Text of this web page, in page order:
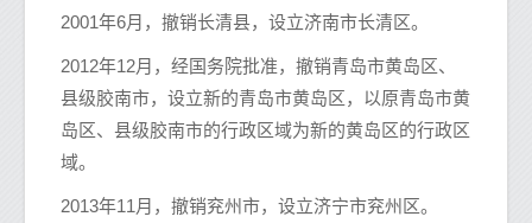
2001年6月，撤销长清县，设立济南市长清区。
2012年12月，经国务院批准，撤销青岛市黄岛区、
县级胶南市，设立新的青岛市黄岛区，以原青岛市黄
岛区、县级胶南市的行政区域为新的黄岛区的行政区
域。
2013年11月，撤销兖州市，设立济宁市兖州区。